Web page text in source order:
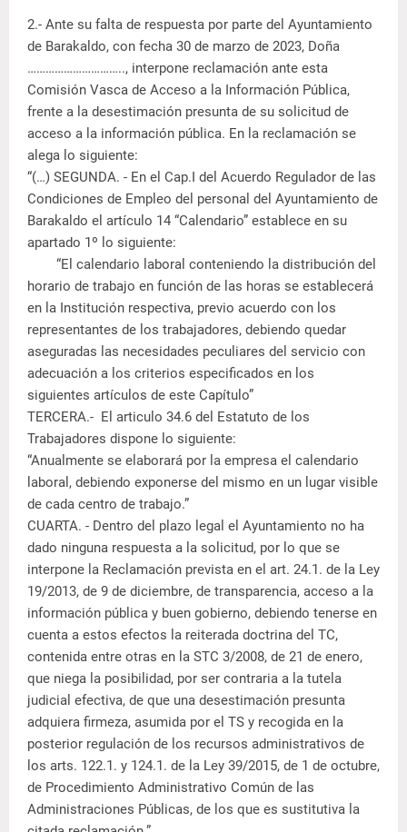
2.- Ante su falta de respuesta por parte del Ayuntamiento
de Barakaldo, con fecha 30 de marzo de 2023, Doña
………………………….., interpone reclamación ante esta
Comisión Vasca de Acceso a la Información Pública,
frente a la desestimación presunta de su solicitud de
acceso a la información pública. En la reclamación se
alega lo siguiente:
“(…) SEGUNDA. - En el Cap.I del Acuerdo Regulador de las
Condiciones de Empleo del personal del Ayuntamiento de
Barakaldo el artículo 14 “Calendario” establece en su
apartado 1º lo siguiente:
“El calendario laboral conteniendo la distribución del
horario de trabajo en función de las horas se establecerá
en la Institución respectiva, previo acuerdo con los
representantes de los trabajadores, debiendo quedar
aseguradas las necesidades peculiares del servicio con
adecuación a los criterios especificados en los
siguientes artículos de este Capítulo”
TERCERA.- El articulo 34.6 del Estatuto de los
Trabajadores dispone lo siguiente:
“Anualmente se elaborará por la empresa el calendario
laboral, debiendo exponerse del mismo en un lugar visible
de cada centro de trabajo.”
CUARTA. - Dentro del plazo legal el Ayuntamiento no ha
dado ninguna respuesta a la solicitud, por lo que se
interpone la Reclamación prevista en el art. 24.1. de la Ley
19/2013, de 9 de diciembre, de transparencia, acceso a la
información pública y buen gobierno, debiendo tenerse en
cuenta a estos efectos la reiterada doctrina del TC,
contenida entre otras en la STC 3/2008, de 21 de enero,
que niega la posibilidad, por ser contraria a la tutela
judicial efectiva, de que una desestimación presunta
adquiera firmeza, asumida por el TS y recogida en la
posterior regulación de los recursos administrativos de
los arts. 122.1. y 124.1. de la Ley 39/2015, de 1 de octubre,
de Procedimiento Administrativo Común de las
Administraciones Públicas, de los que es sustitutiva la